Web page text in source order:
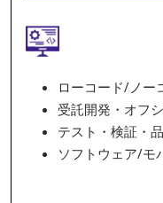
ローコード/ノー
受託開発・オフ
テスト・検証・
ソフトウェア/モ